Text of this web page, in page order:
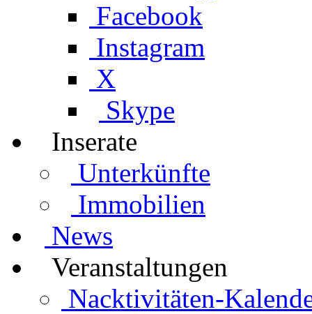
Facebook
Instagram
X
Skype
Inserate
Unterkünfte
Immobilien
News
Veranstaltungen
Nacktivitäten-